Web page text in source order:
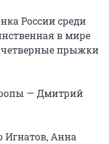
России среди
в мире
прыжки
— Дмитрий
Игнатов, Анна